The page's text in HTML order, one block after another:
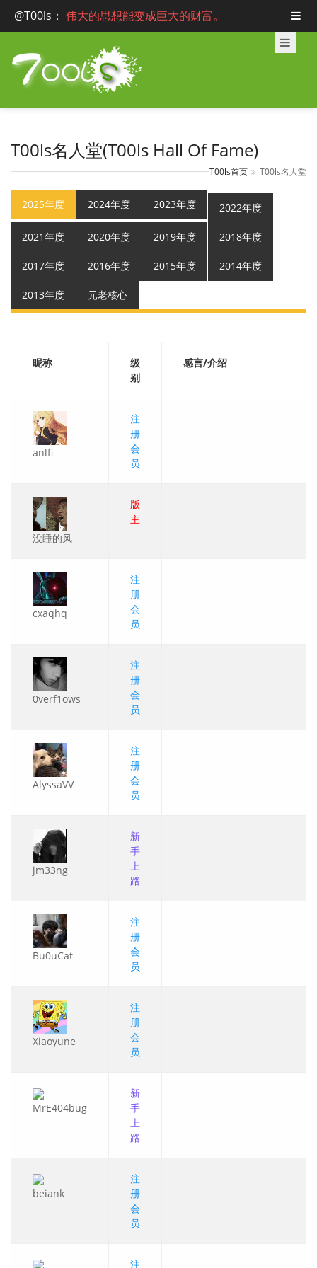
@T00ls ： 伟大的思想能变成巨大的财富。
T00ls名人堂(T00ls Hall Of Fame)
T00ls首页 T00ls名人堂
2025年度 2024年度 2023年度 2022年度
2021年度 2020年度 2019年度 2018年度
2017年度 2016年度 2015年度 2014年度
2013年度 元老核心
昵称
级
别
感言/介绍
anlfi
注
册
会
员
没睡的风
版
主
cxaqhq
注
册
会
员
0verf1ows
注
册
会
员
AlyssaVV
注
册
会
员
jm33ng
新
手
上
路
Bu0uCat
注
册
会
员
Xiaoyune
注
册
会
员
MrE404bug
新
手
上
路
beiank
注
册
会
员
注